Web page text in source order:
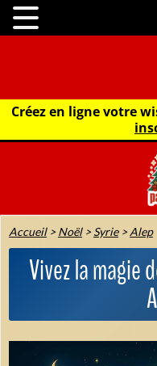
Créez en ligne votre
Accueil>Noël>Syrie>Alep
Vivez la magie